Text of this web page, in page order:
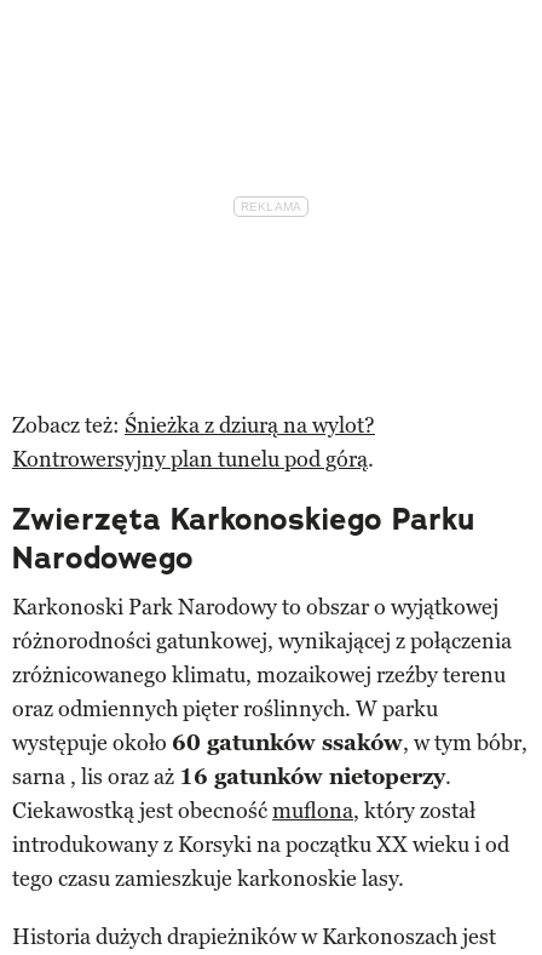
Zobacz też: Śnieżka z dziurą na wylot?
Kontrowersyjny plan tunelu pod górą.
Zwierzęta Karkonoskiego Parku
Narodowego
Karkonoski Park Narodowy to obszar o wyjątkowej
różnorodności gatunkowej, wynikającej z połączenia
zróżnicowanego klimatu, mozaikowej rzeźby terenu
oraz odmiennych pięter roślinnych. W parku
występuje około 60 gatunków ssaków, w tym bóbr,
sarna , lis oraz aż 16 gatunków nietoperzy.
Ciekawostką jest obecnośćmuflona, który został
introdukowany z Korsyki na początku XX wieku i od
tego czasu zamieszkuje karkonoskie lasy.
Historia dużych drapieżników w Karkonoszach jest